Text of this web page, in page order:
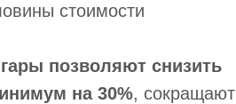
стоимости
позволяют снизить
на 30%, сокращают